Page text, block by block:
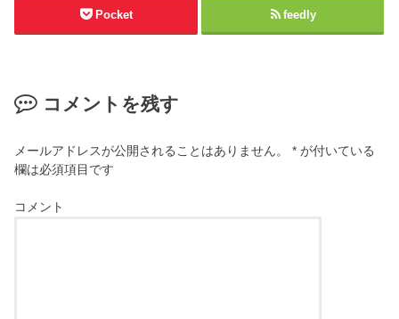
Pocket feedly
コメントを残す
メールアドレスが公開されることはありません。 * が付いている
欄は必須項目です
コメント